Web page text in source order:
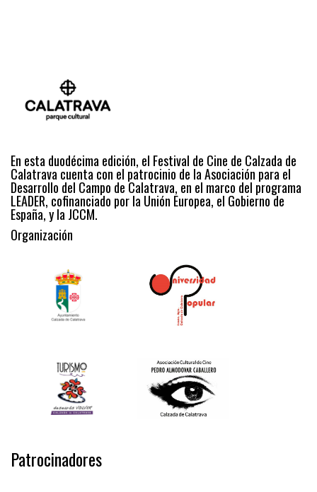
En esta duodécima edición, el Festival de Cine de Calzada de
Calatrava cuenta con el patrocinio de la Asociación para el
Desarrollo del Campo de Calatrava, en el marco del programa
LEADER, cofinanciado por la Unión Europea, el Gobierno de
España, y la JCCM.
Organización
Patrocinadores